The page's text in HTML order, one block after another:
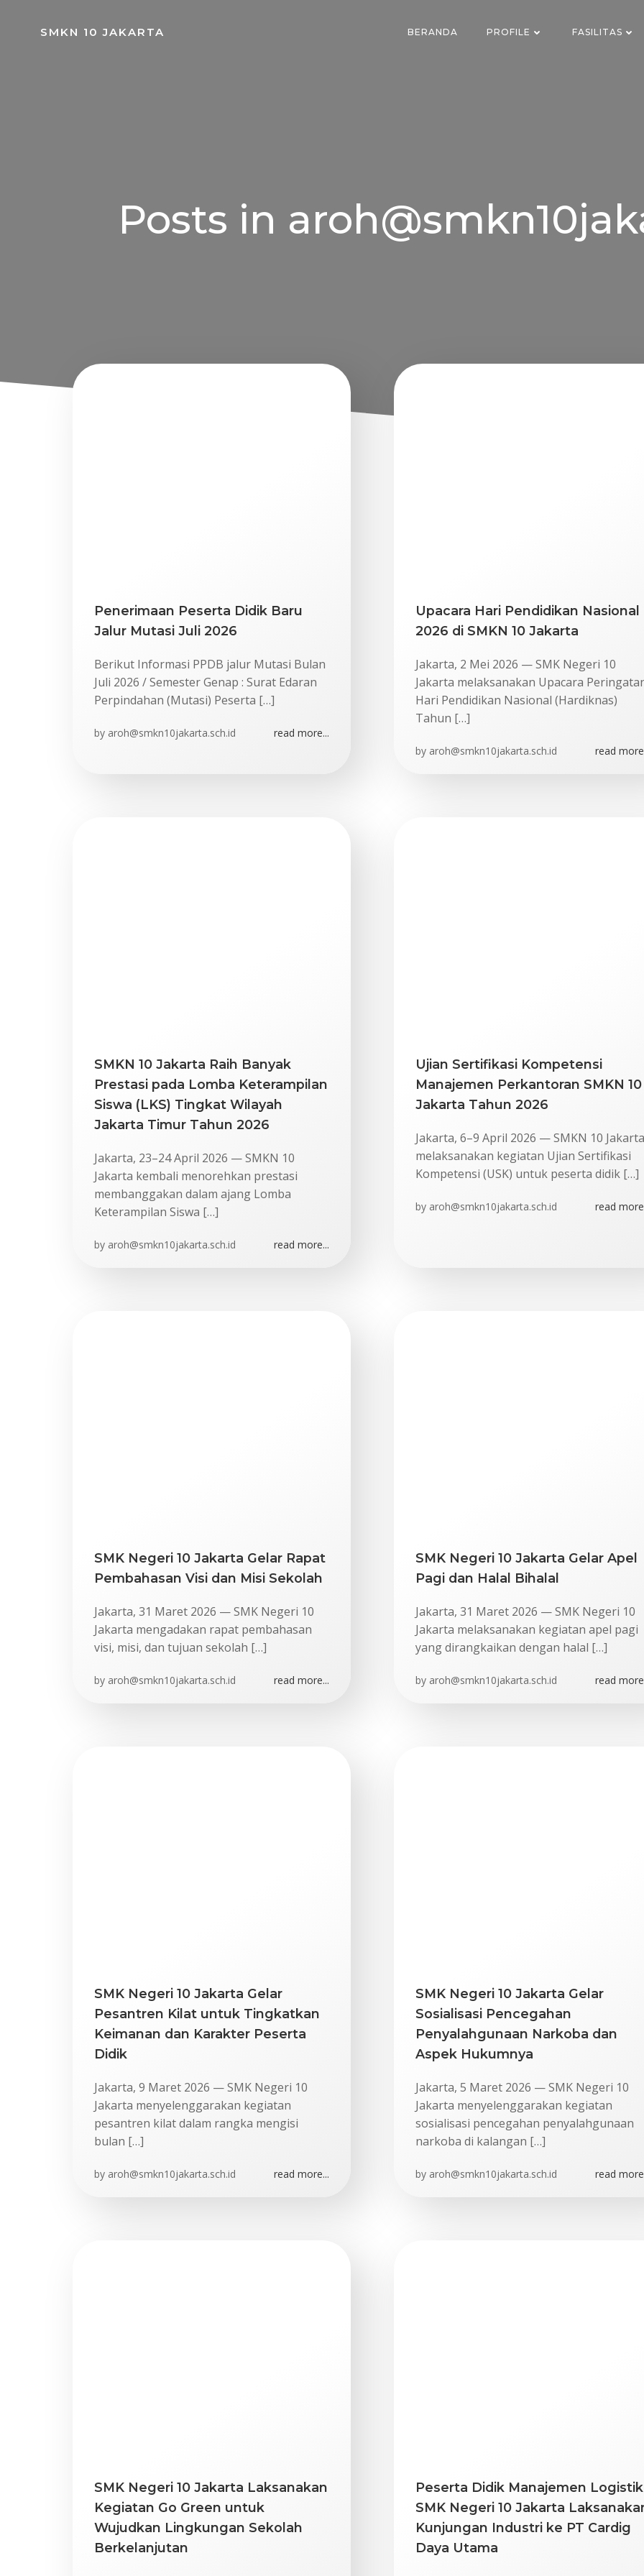
SMKN 10 JAKARTA BERANDA PROFILE FASILITAS
Posts in
Penerimaan Peserta Didik Baru
Jalur Mutasi Juli 2026
Berikut Informasi PPDB jalur Mutasi Bulan
Juli 2026 / Semester Genap : Surat Edaran
Perpindahan (Mutasi) Peserta […]
by aroh@smkn10jakarta.sch.id read more...
Upacara Hari Pendidikan Nasional
2026 di SMKN 10 Jakarta
Jakarta, 2 Mei 2026 — SMK Negeri 10
Jakarta melaksanakan Upacara
Hari Pendidikan Nasional (Hardiknas)
Tahun […]
by aroh@smkn10jakarta.sch.id read
SMKN 10 Jakarta Raih Banyak
Prestasi pada Lomba Keterampilan
Siswa (LKS) Tingkat Wilayah
Jakarta Timur Tahun 2026
Jakarta, 23–24 April 2026 — SMKN 10
Jakarta kembali menorehkan prestasi
membanggakan dalam ajang Lomba
Keterampilan Siswa […]
by aroh@smkn10jakarta.sch.id read more...
Ujian Sertifikasi Kompetensi
Manajemen Perkantoran SMKN 10
Jakarta Tahun 2026
Jakarta, 6–9 April 2026 — SMKN 10 Jakarta
melaksanakan kegiatan Ujian Sertifikasi
Kompetensi (USK) untuk peserta didik […]
by aroh@smkn10jakarta.sch.id read
SMK Negeri 10 Jakarta Gelar Rapat
Pembahasan Visi dan Misi Sekolah
Jakarta, 31 Maret 2026 — SMK Negeri 10
Jakarta mengadakan rapat pembahasan
visi, misi, dan tujuan sekolah […]
by aroh@smkn10jakarta.sch.id read more...
SMK Negeri 10 Jakarta Gelar Apel
Pagi dan Halal Bihalal
Jakarta, 31 Maret 2026 — SMK Negeri 10
Jakarta melaksanakan kegiatan apel pagi
yang dirangkaikan dengan halal […]
by aroh@smkn10jakarta.sch.id read
SMK Negeri 10 Jakarta Gelar
Pesantren Kilat untuk Tingkatkan
Keimanan dan Karakter Peserta
Didik
Jakarta, 9 Maret 2026 — SMK Negeri 10
Jakarta menyelenggarakan kegiatan
pesantren kilat dalam rangka mengisi
bulan […]
by aroh@smkn10jakarta.sch.id read more...
SMK Negeri 10 Jakarta Gelar
Sosialisasi Pencegahan
Penyalahgunaan Narkoba dan
Aspek Hukumnya
Jakarta, 5 Maret 2026 — SMK Negeri 10
Jakarta menyelenggarakan kegiatan
sosialisasi pencegahan penyalahgunaan
narkoba di kalangan […]
by aroh@smkn10jakarta.sch.id read
SMK Negeri 10 Jakarta Laksanakan
Kegiatan Go Green untuk
Wujudkan Lingkungan Sekolah
Berkelanjutan
Peserta Didik Manajemen Logistik
SMK Negeri 10 Jakarta
Kunjungan Industri ke PT Cardig
Daya Utama